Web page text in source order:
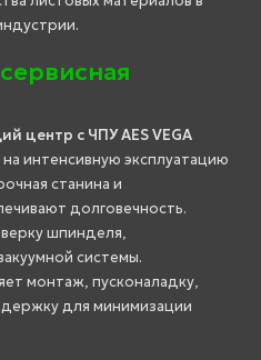
центр с ЧПУ AES VEGA
на интенсивную эксплуатацию
станина и
долговечность.
шпинделя,
системы.
монтаж, пусконаладку,
для минимизации